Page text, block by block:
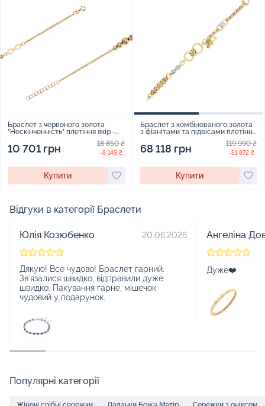
Браслет з червоного золота
"Нескінченність" плетіння якір -
10 701 грн 18 850 ₴
-8 149 ₴
Купити
Браслет з комбінованого золота
з фіанітами та підвісами плетіння
68 118 грн 119 990 ₴
-51 872 ₴
Купити
Відгуки в категорії Браслети
Юлія Козюбенко 20.06.2026
Дякую! Все чудово! Браслет гарний.
Зв`язалися швидко, відправили дуже
швидко. Пакування гарне, мішечок
чудовий у подарунок.
Ангеліна
Дуже❤️
Популярні категорії